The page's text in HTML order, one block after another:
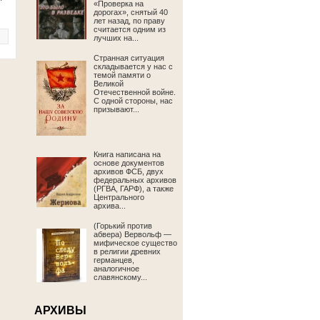
«Проверка на
дорогах», снятый 40
лет назад, по праву
считается одним из
лучших на...
Странная ситуация
складывается у нас с
темой памяти о
Великой
Отечественной войне.
С одной стороны, нас
призывают...
Книга написана на
основе документов
архивов ФСБ, двух
федеральных архивов
(РГВА, ГАРФ), а также
Центрального
архива...
(Горький против
абвера) Вервольф —
мифическое существо
в религии древних
германцев,
аналогичное
славянскому...
АРХИВЫ